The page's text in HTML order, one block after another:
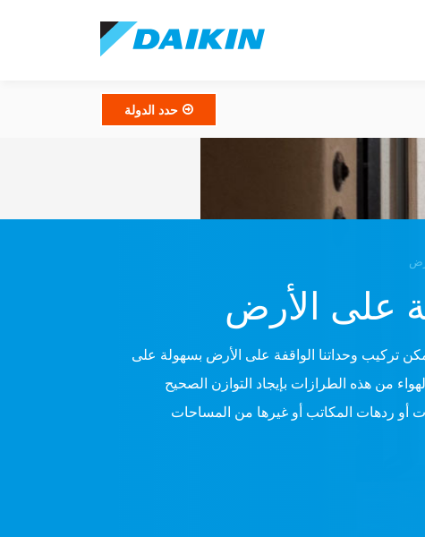
حدد الدولة
على الأرض
تركيب وحداتنا الواقفة على الأرض بسهولة على
من هذه الطرازات بإيجاد التوازن الصحيح
أو ردهات المكاتب أو غيرها من المساحات